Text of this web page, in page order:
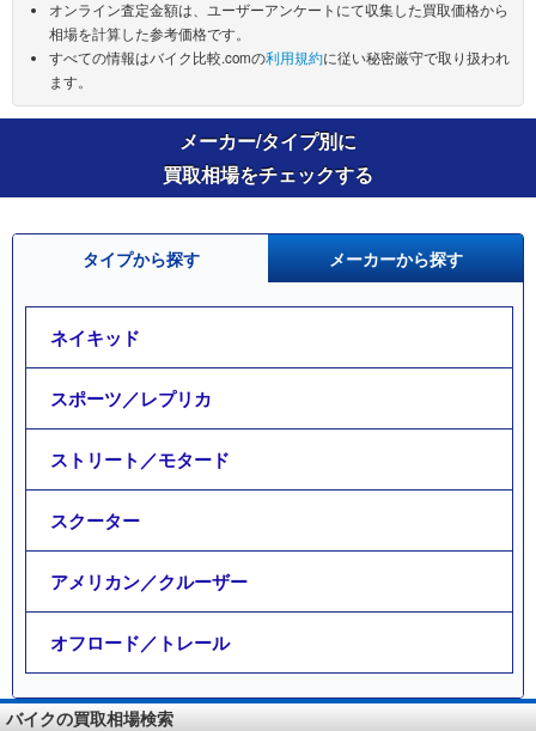
オンライン査定金額は、ユーザーアンケートにて収集した買取価格から
相場を計算した参考価格です。
すべての情報はバイク比較.comの利用規約に従い秘密厳守で取り扱われ
ます。
メーカー/タイプ別に
買取相場をチェックする
タイプから探す メーカーから探す
ネイキッド
スポーツ／レプリカ
ストリート／モタード
スクーター
アメリカン／クルーザー
オフロード／トレール
バイクの買取相場検索